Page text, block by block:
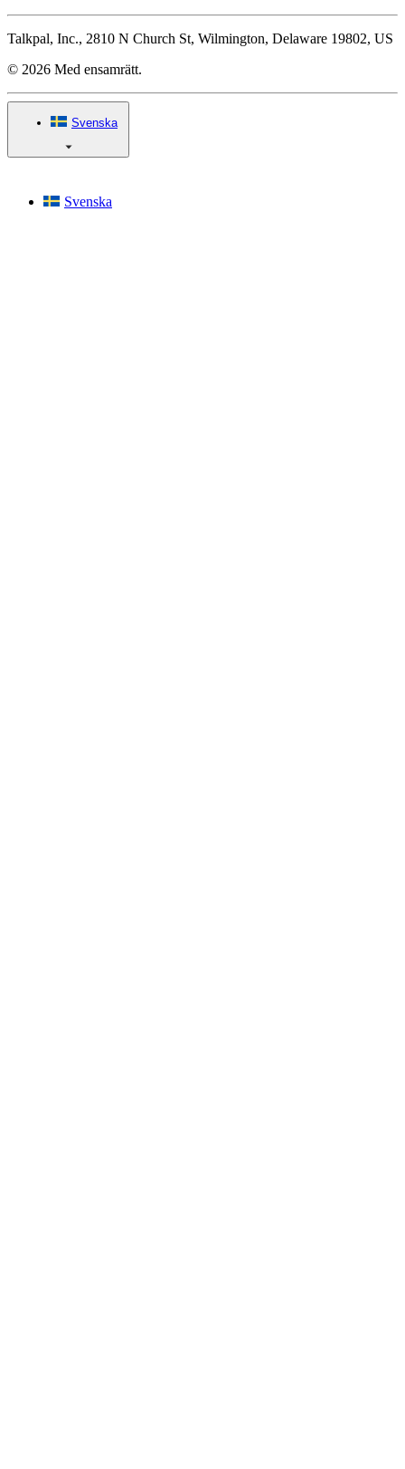
Talkpal, Inc., 2810 N Church St, Wilmington, Delaware 19802, US
© 2026 Med ensamrätt.
Svenska
Svenska